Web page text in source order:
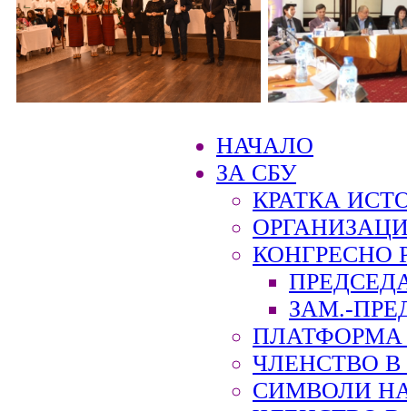
НАЧАЛО
ЗА СБУ
КРАТКА
КОНГРЕСНО
ЗАМ.-
ПЛАТФОРМА
ЧЛЕНСТВО В
СИМВОЛИ